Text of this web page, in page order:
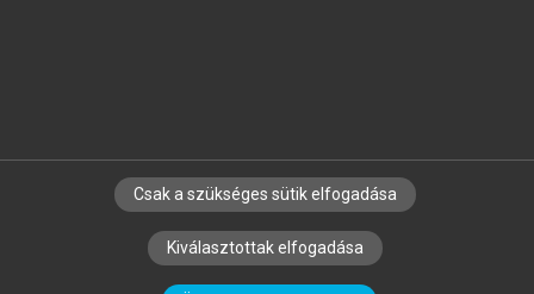
SZERZŐKNEK CÉGEKNEK KÖNYVTÁROSOKNAK
SZERKESZTÉSI ÉS LEKTORÁLÁSI ALAPELVEK
Csak a szükséges sütik elfogadása
Kiválasztottak elfogadása